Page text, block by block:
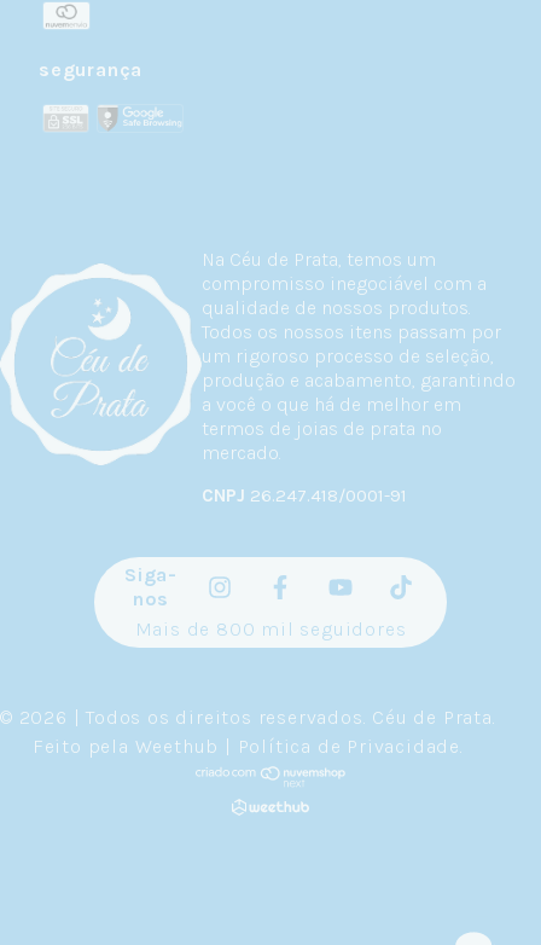
Na Céu de Prata, temos um
compromisso inegociável com a
qualidade de nossos produtos.
Todos os nossos itens passam por
um rigoroso processo de seleção,
produção e acabamento, garantindo
a você o que há de melhor em
termos de joias de prata no
mercado.
CNPJ 26.247.418/0001-91
segurança
Siga-
nos
Mais de 800 mil seguidores
© 2026 | Todos os direitos reservados. Céu de Prata
Feito pela Weethub | Política de Privacidade